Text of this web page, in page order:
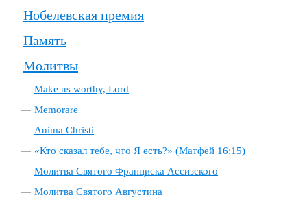
Нобелевская премия
Память
Молитвы
Make us worthy, Lord
Memorare
Anima Christi
«Кто сказал тебе, что Я есть?» (Матфей 16:15)
Молитва Святого Франциска Ассизского
Молитва Святого Августина